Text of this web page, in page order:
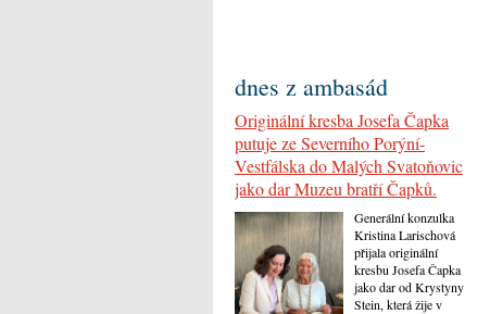
dnes z ambasád
Originální kresba Josefa Čapka
putuje ze Severního Porýní-
Vestfálska do Malých Svatoňovic
jako dar Muzeu bratří Čapků.
Generální konzulka
Kristina Larischová
přijala originální
kresbu Josefa Čapka
jako dar od Krystyny
Stein, která žije v